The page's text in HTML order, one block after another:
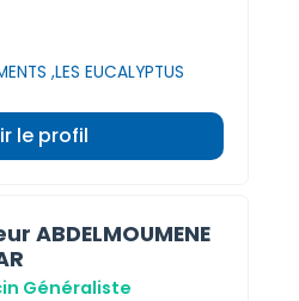
,LES EUCALYPTUS
le profil
ABDELMOUMENE
Généraliste